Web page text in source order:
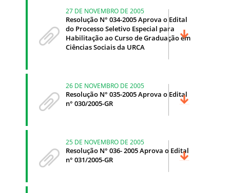
27 DE NOVEMBRO DE 2005
Resolução N° 034-2005 Aprova o Edital
do Processo Seletivo Especial para
Habilitação ao Curso de Graduação em
Ciências Sociais da URCA
26 DE NOVEMBRO DE 2005
Resolução N° 035-2005 Aprova o Edital
n° 030/2005-GR
25 DE NOVEMBRO DE 2005
Resolução N° 036- 2005 Aprova o Edital
n° 031/2005-GR